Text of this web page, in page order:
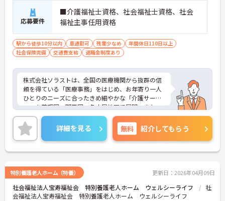
応募要件
■介護福祉士資格、社会福祉士資格、社会
福祉主事任用資格
駅から徒歩10分以内 車通勤可 残業少なめ
年間休日110日以上
社会保険完備
交通費支給 退職金制度あり
株式会社ソラストは、全国の医療機関から抜群の信
頼を得ている「医療事務」をはじめ、お年寄り一人
ひとりのニーズに合ったきめ細やかな「介護サービ
ス」を首都圏、関西圏、名古屋地区で展開。また、
地域の子育てを支援する多様なメニューと自宅のよ
うな安心感の「保育サービス」を首都圏を中心に展
開しています。社員の働きやすさを大切にしてお
り、現場で活躍するスタッフのアイデアや要望をダ
イレクトにトップに伝える【アイデアメモ制度】
たポイントで好きな商品に交換できるシステム【ソ
ラストポイント】などがあります。
興味をお持ちの方はお気軽にお問い合わせ下さい！
詳細を見る 無料 紹介してもらう
特別養護老人ホーム（特養） 更新日：2026年04月09日
社会福祉法人宝寿福祉会 特別養護老人ホーム ウェルシーライフ
社
会福祉法人宝寿福祉会 特別養護老人ホーム ウェルシーライフ